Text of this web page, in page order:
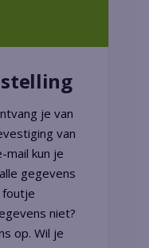
je van
van
mail kun je
gegevens
foutje
niet?
op. Wil je